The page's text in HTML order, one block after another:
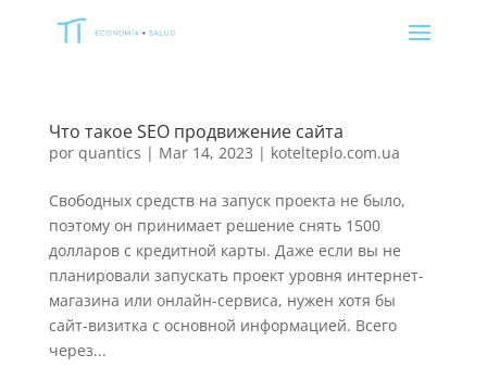
Что такое SEO продвижение сайта
por quantics | Mar 14, 2023 | kotelteplo.com.ua
Свободных средств на запуск проекта не было,
поэтому он принимает решение снять 1500
долларов с кредитной карты. Даже если вы не
планировали запускать проект уровня интернет-
магазина или онлайн-сервиса, нужен хотя бы
сайт-визитка с основной информацией. Всего
через...